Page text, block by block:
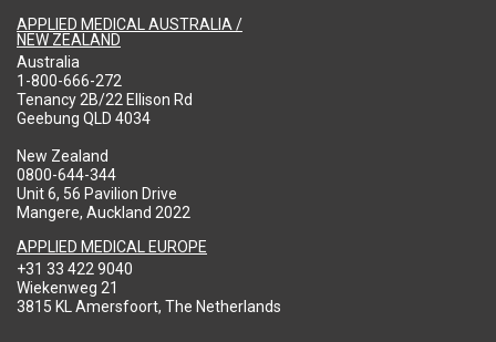
APPLIED MEDICAL AUSTRALIA /
NEW ZEALAND
Australia
1-800-666-272
Tenancy 2B/22 Ellison Rd
Geebung QLD 4034
New Zealand
0800-644-344
Unit 6, 56 Pavilion Drive
Mangere, Auckland 2022
APPLIED MEDICAL EUROPE
+31 33 422 9040
Wiekenweg 21
3815 KL Amersfoort, The Netherlands